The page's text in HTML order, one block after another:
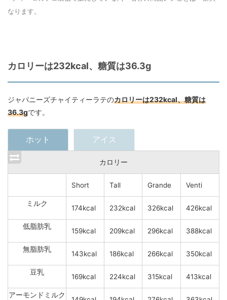
なります。
カロリーは232kcal、糖質は36.3g
ジャパニーズチャイティーラテのカロリーは232kcal、糖質は
36.3gです。
ホット アイス
カロリー
Short Tall Grande Venti
ミルク
174kcal 232kcal 326kcal 426kcal
低脂肪乳
159kcal 209kcal 296kcal 388kcal
無脂肪乳
143kcal 186kcal 266kcal 350kcal
豆乳
169kcal 224kcal 315kcal 413kcal
アーモンドミルク